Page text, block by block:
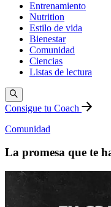
Entrenamiento
Nutrition
Estilo de vida
Bienestar
Comunidad
Ciencias
Listas de lectura
Consigue tu Coach
Comunidad
La promesa que te